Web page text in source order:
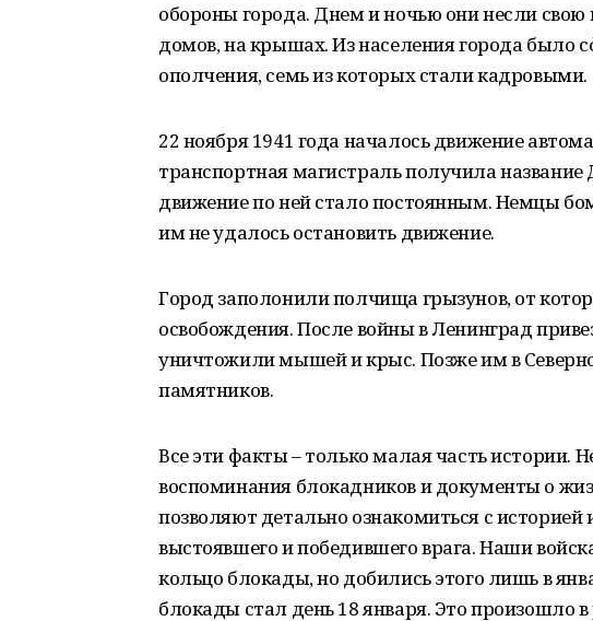
обороны города. Днем и ночью они несли свою
домов, на крышах. Из населения города было
ополчения, семь из которых стали кадровыми.
22 ноября 1941 года началось движение
транспортная магистраль получила название
движение по ней стало постоянным. Немцы
им не удалось остановить движение.
Город заполонили полчища грызунов, от
освобождения. После войны в Ленинград
уничтожили мышей и крыс. Позже им в
памятников.
Все эти факты – только малая часть истории.
воспоминания блокадников и документы о
позволяют детально ознакомиться с историей
выстоявшего и победившего врага. Наши
кольцо блокады, но добились этого лишь в
блокады стал день 18 января. Это произошло